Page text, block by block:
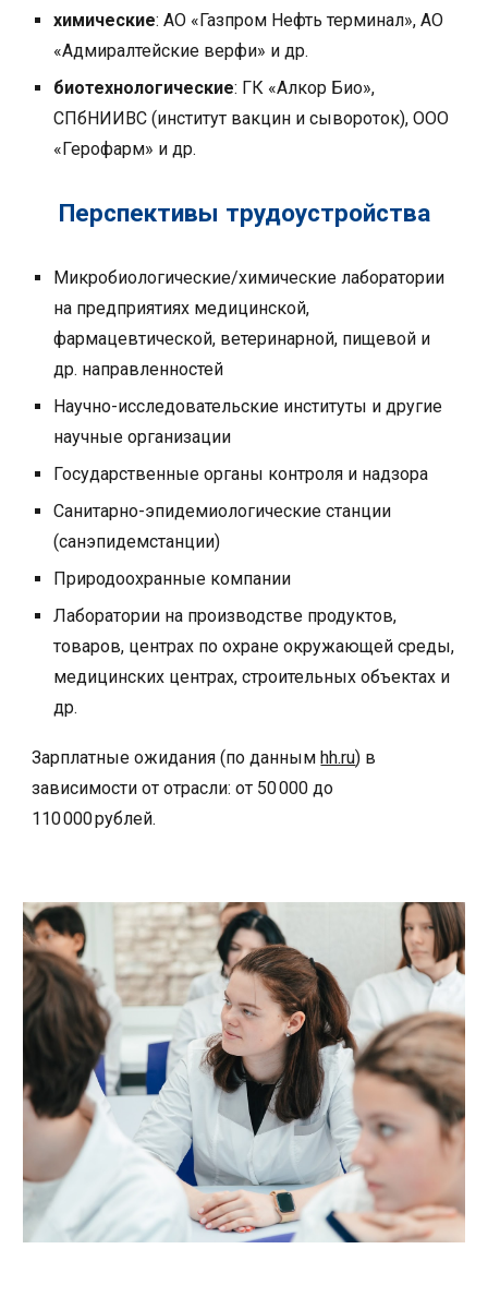
химические: АО « Газпром Нефть терминал», АО
«Адмиралтейские верфи» и др.
биотехнологические: ГК «Алкор Био»,
СПбНИИВС (институт вакцин и сывороток),ООО
«Герофарм» и др.
Перспективы трудоустройства
Микробиологические/химические лаборатории
на предприятиях медицинской,
фармацевтической, ветеринарной, пищевой и
др. направленностей
Научно-исследовательские институты и другие
научные организации
Государственные органы контроля и надзора
Санитарно-эпидемиологические станции
(санэпидемстанции)
Природоохранные компании
Лаборатории на производстве продуктов,
товаров, центрах по охране окружающей среды,
медицинских центрах, строительных объектах и
др.
Зарплатные ожидания (по данным hh.ru) в
зависимости от отрасли: от 50 000 до
1 10000 рублей.